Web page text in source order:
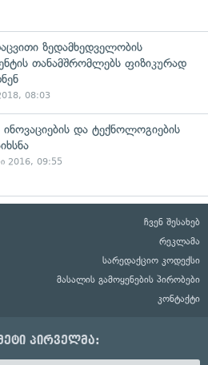
ზედამხედველობის
თანამშრომლებს ფიზიკურად
08:03
და ტექნოლოგიების
2016, 09:55
ჩვენ შესახებ
რეკლამა
სარედაქციო კოდექსი
მასალის გამოყენების პირობები
კონტაქტი
პირველმა: